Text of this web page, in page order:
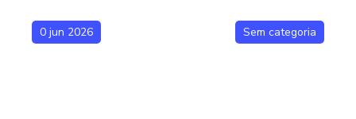
0 jun 2026 Sem categoria